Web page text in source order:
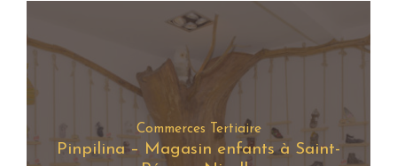
Commerces Tertiaire
Pinpilina – Magasin enfants à Saint-